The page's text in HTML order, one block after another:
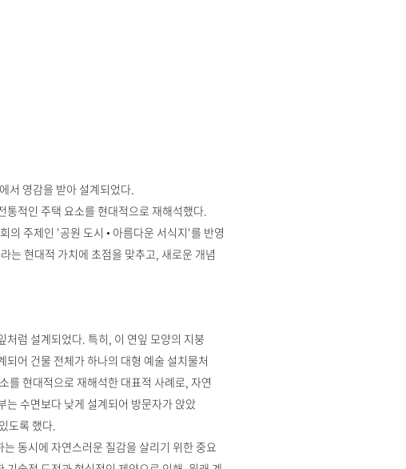
서 영감을 받아 설계되었다.
적인 주택 요소를 현대적으로 재해석했다.
주제인 '공원 도시 • 아름다운 서식지'를 반영
는 현대적 가치에 초점을 맞추고, 새로운 개념
럼 설계되었다. 특히, 이 연잎 모양의 지붕
어 건물 전체가 하나의 대형 예술 설치물처
를 현대적으로 재해석한 대표적 사례로, 자연
는 수면보다 낮게 설계되어 방문자가 앉았
도록 했다.
동시에 자연스러운 질감을 살리기 위한 중요